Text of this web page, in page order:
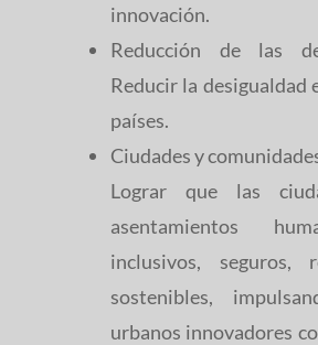
innovación.
Reducción de las
Reducir la desigualdad
países.
Ciudades y
Lograr que las
asentamientos
inclusivos, seguros,
sostenibles,
urbanos innovadores